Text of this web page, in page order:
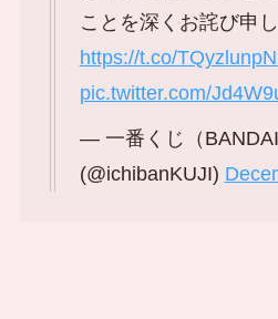
ことを深くお詫び申し
https://t.co/
pic.twitter.com/
— 一番くじ（BANDAI
(@ichibanKUJI)